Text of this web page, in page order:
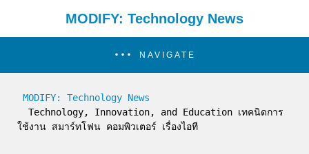
MODIFY: Technology News
NAVIGATE
MODIFY: Technology News
ใช้งาน สมาร์ทโฟน คอมพิวเตอร์ เรื่องไอที